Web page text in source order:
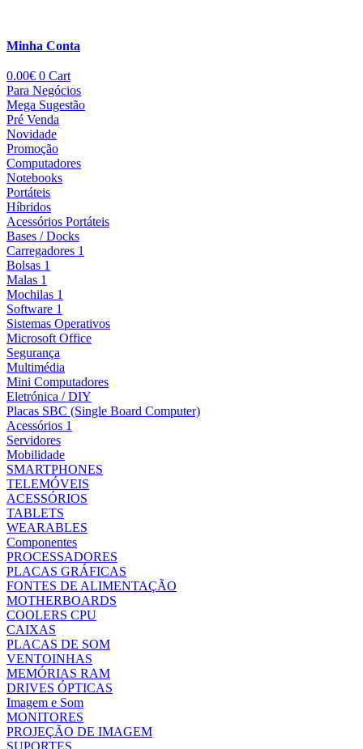
Minha Conta
0.00€ 0 Cart
Para Negócios
Mega Sugestão
Pré Venda
Novidade
Promoção
Computadores
Notebooks
Portáteis
Híbridos
Acessórios Portáteis
Bases / Docks
Carregadores 1
Bolsas 1
Malas 1
Mochilas 1
Software 1
Sistemas Operativos
Microsoft Office
Segurança
Multimédia
Mini Computadores
Eletrónica / DIY
Placas SBC (Single Board Computer)
Acessórios 1
Servidores
Mobilidade
SMARTPHONES
TELEMÓVEIS
ACESSÓRIOS
TABLETS
WEARABLES
Componentes
PROCESSADORES
PLACAS GRÁFICAS
FONTES DE ALIMENTAÇÃO
MOTHERBOARDS
COOLERS CPU
CAIXAS
PLACAS DE SOM
VENTOINHAS
MEMÓRIAS RAM
DRIVES ÓPTICAS
Imagem e Som
MONITORES
PROJEÇÃO DE IMAGEM